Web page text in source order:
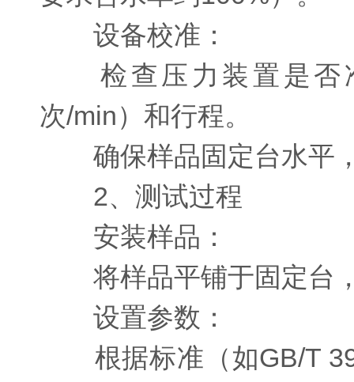
设备校准：
检查压力装置是否准
次/min）和行程。
确保样品固定台水平，
2、测试过程
安装样品：
将样品平铺于固定台，
设置参数：
根据标准（如GB/T